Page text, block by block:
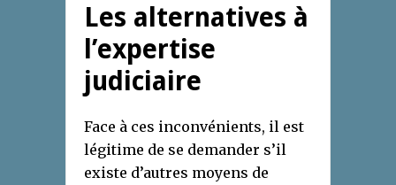
Les alternatives à
l’expertise
judiciaire
Face à ces inconvénients, il est
légitime de se demander s’il
existe d’autres moyens de